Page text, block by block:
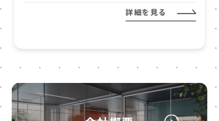
定にもCPIを用いるケースが見られるよ
うになりました。オフィスの更新や再契
切な仕組みに見えるCPI連動型ですが、
実際にはその妥当性に疑問を…
詳細を見る